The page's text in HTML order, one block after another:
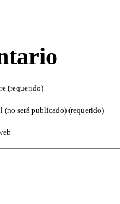
(requerido)
(no será publicado) (requerido)